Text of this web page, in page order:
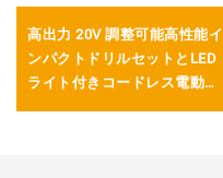
高出力 20V 調整可能高性能イ
ンパクトドリルセットとLED
ライト付きコードレス電動ド